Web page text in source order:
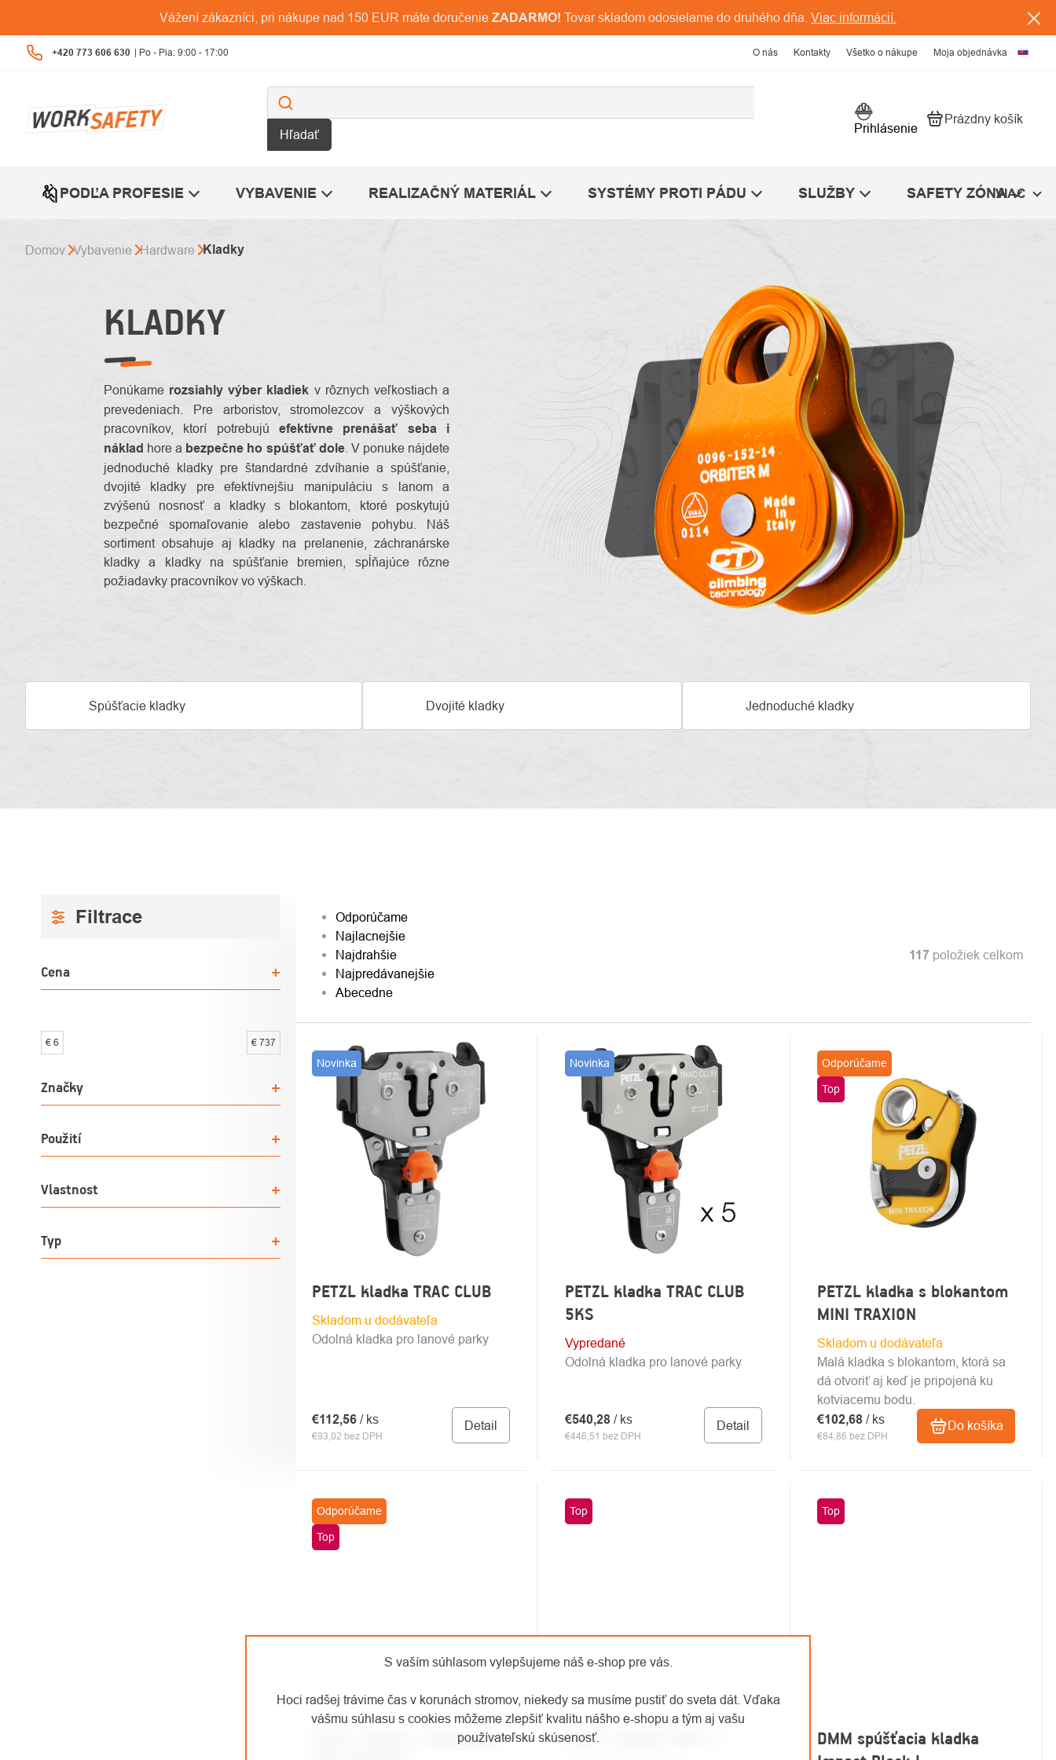
S vaším súhlasom vylepšujeme náš e-shop pre vás.
Hoci radšej trávime čas v korunách stromov, niekedy sa musíme pustiť do sveta dát. Vďaka
vášmu súhlasu s cookies môžeme zlepšiť kvalitu nášho e-shopu a tým aj vašu
používateľskú skúsenosť.
obsah
Vážení zákazníci, pri nákupe nad 150 EUR máte doručenie ZADARMO! Tovar skladom odosielame do druhého dňa. Viac informácií.
+420 773 606 630 O nás Kontakty Všetko o nákupe Moja objednávka
Hľadať Prihlásenie Nákupný košík
Prázdny košík
PODĽA PROFESIE VYBAVENIE REALIZAČNÝ MATERIÁL SYSTÉMY PROTI PÁDU SLUŽBY SAFETY ZÓNAVIAC
Domov Vybavenie Hardware Kladky
KLADKY
Ponúkame rozsiahly výber kladiek v rôznych veľkostiach a
prevedeniach. Pre arboristov, stromolezcov a výškových
pracovníkov, ktorí potrebujú efektívne prenášať seba
i
náklad hore a bezpečne ho spúšťať dole. V ponuke nájdete
jednoduché kladky pre štandardné zdvíhanie a spúšťanie,
dvojité kladky pre efektívnejšiu manipuláciu s lanom a
zvýšenú nosnosť a kladky s blokantom, ktoré poskytujú
bezpečné spomaľovanie alebo zastavenie pohybu. Náš
sortiment obsahuje aj kladky na prelanenie, záchranárske
kladky a kladky na spúšťanie bremien, spĺňajúce rôzne
požiadavky pracovníkov vo výškach.
Spúšťacie kladky Dvojité kladky Jednoduché kladky
BOČNÝ
Cena
€ 6 € 737
Značky
Použití
Vlastnost
Typ
RADENIE
PRODUKTOV
Odporúčame
Najlacnejšie
Najdrahšie
Najpredávanejšie
Abecedne
117 položiek celkom
VÝPIS
PRODUKTOV
Novinka
PETZL kladka TRAC CLUB
Skladom u dodávateľa
€93,02 bez DPH
€112,56 / ks Detail
Odolná kladka pro lanové parky
Novinka
PETZL kladka TRAC CLUB
5KS
Vypredané
€446,51 bez DPH
€540,28 / ks Detail
Odolná kladka pro lanové parky
Odporúčame
Top
PETZL kladka s blokantom
MINI TRAXION
Skladom u dodávateľa
€84,86 bez DPH
€102,68/ ks Do košíka
Malá kladka s blokantom, ktorá sa
dá otvoriť aj keď je pripojená ku
kotviacemu bodu.
Odporúčame
Top
PETZL kladka s blokantom
Top
PETZL kladka SPIN L1
Top
DMM spúšťacia kladka